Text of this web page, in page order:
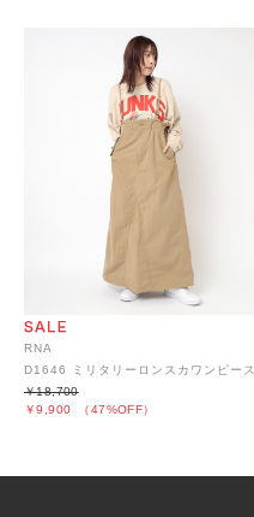
RNA
D1646 ミリタリーロンスカワンピース
￥9,900 （47%OFF）
￥18,700